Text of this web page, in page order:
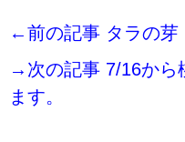
←前の記事 タラの芽
→次の記事 7/16から
ます。